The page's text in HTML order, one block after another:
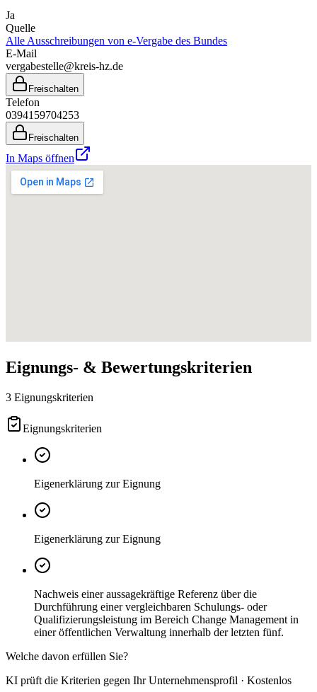
Ja
Quelle
Alle Ausschreibungen von e-Vergabe des Bundes
E-Mail
vergabestelle@kreis-hz.de
Freischalten
Telefon
0394159704253
Freischalten
In Maps öffnen
Eignungs- & Bewertungskriterien
3 Eignungskriterien
Eignungskriterien
Eigenerklärung zur Eignung
Eigenerklärung zur Eignung
Nachweis einer aussagekräftige Referenz über die
Durchführung einer vergleichbaren Schulungs- oder
Qualifizierungsleistung im Bereich Change Management in
einer öffentlichen Verwaltung innerhalb der letzten fünf.
Welche davon erfüllen Sie?
KI prüft die Kriterien gegen Ihr Unternehmensprofil · Kostenlos